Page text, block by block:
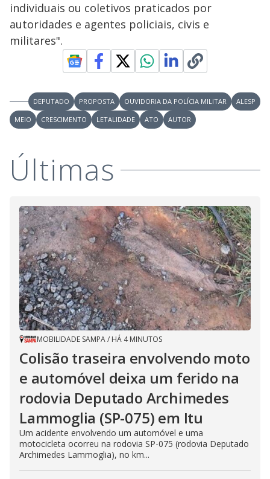
individuais ou coletivos praticados por
autoridades e agentes policiais, civis e
militares".
DEPUTADO PROPOSTA OUVIDORIA DA POLÍCIA MILITAR
ALESP
MEIO
CRESCIMENTO LETALIDADE ATO AUTOR
Últimas
MOBILIDADE SAMPA/ HÁ 4 MINUTOS
Colisão traseira envolvendo moto
e automóvel deixa um ferido na
rodovia Deputado Archimedes
Lammoglia (SP-075) em Itu
Um acidente envolvendo um automóvel e uma
motocicleta ocorreu na rodovia SP-075 (rodovia Deputado
Archimedes Lammoglia), no km...